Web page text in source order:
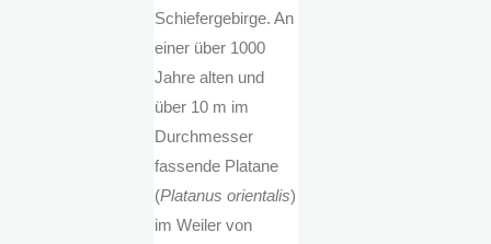
Schiefergebirge. An
einer über 1000
Jahre alten und
über 10 m im
Durchmesser
fassende Platane
(Platanus orientalis)
im Weiler von